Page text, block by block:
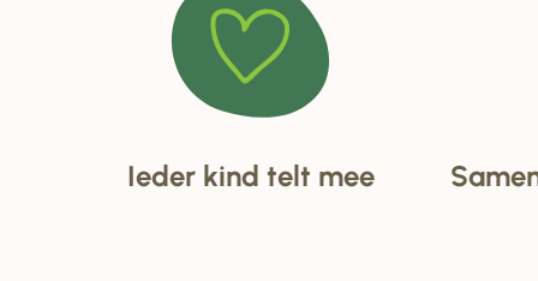
Ieder kind telt mee